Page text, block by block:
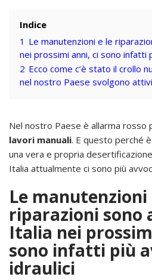
Indice
1 Le manutenzioni e le
nei prossimi anni, ci sono infatti
2 Ecco come c’è stato il crollo
nel nostro Paese svolgono
Nel nostro Paese è allarma rosso
lavori manuali. E questo perché
una vera e propria
Italia attualmente ci sono più
Le manutenzioni
riparazioni sono
Italia nei
sono infatti più
idraulici